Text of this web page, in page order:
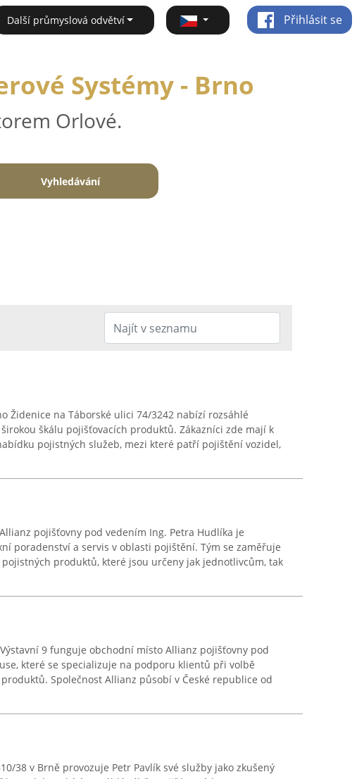
Další průmyslová odvětví Přihlásit se
Systémy - Brno
Orlové.
Vyhledávání
Židenice na Táborské ulici 74/3242 nabízí rozsáhlé
škálu pojišťovacích produktů. Zákazníci zde mají k
pojistných služeb, mezi které patří pojištění vozidel,
pojišťovny pod vedením Ing. Petra Hudlíka je
poradenství a servis v oblasti pojištění. Tým se zaměřuje
produktů, které jsou určeny jak jednotlivcům, tak
9 funguje obchodní místo Allianz pojišťovny pod
které se specializuje na podporu klientů při volbě
Společnost Allianz působí v České republice od
38 v Brně provozuje Petr Pavlík své služby jako zkušený